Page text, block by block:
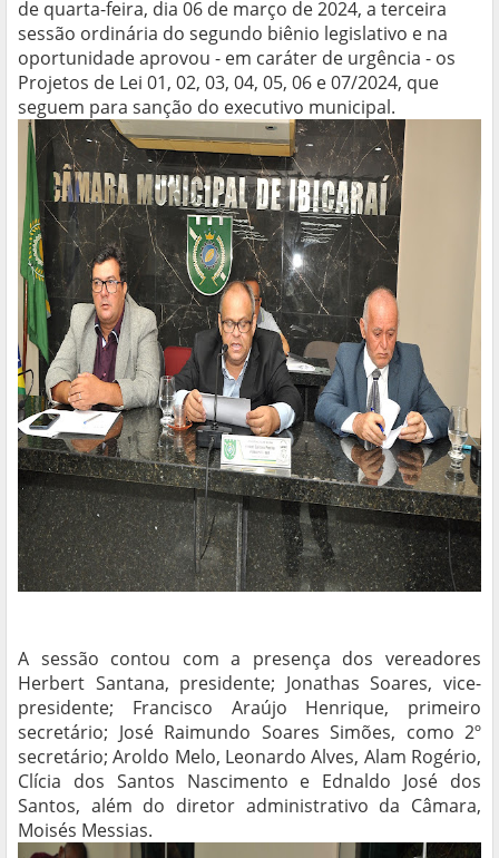
de quarta-feira, dia 06 de março de 2024, a terceira
sessão ordinária do segundo biênio legislativo e na
oportunidade aprovou - em caráter de urgência - os
Projetos de Lei 01, 02, 03, 04, 05, 06 e 07/2024, que
seguem para sanção do executivo municipal.
A sessão contou com a presença dos vereadores
Herbert Santana, presidente; Jonathas Soares, vice-
presidente; Francisco Araújo Henrique, primeiro
secretário; José Raimundo Soares Simões, como 2º
secretário; Aroldo Melo, Leonardo Alves, Alam Rogério,
Clícia dos Santos Nascimento e Ednaldo José dos
Santos, além do diretor administrativo da Câmara,
Moisés Messias.